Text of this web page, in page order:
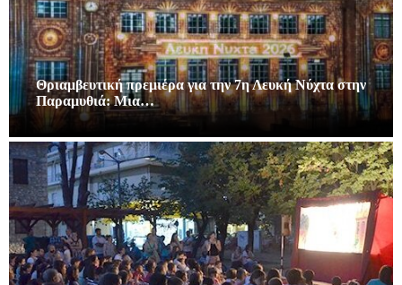
Θριαμβευτική πρεμιέρα για την 7η Λευκή Νύχτα στην
Παραμυθιά: Μια…